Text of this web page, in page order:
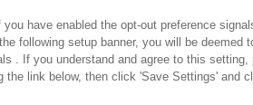
you have enabled the opt-out preference
following setup banner, you will be
. If you understand and agree to this
the link below, then click 'Save Settings' and